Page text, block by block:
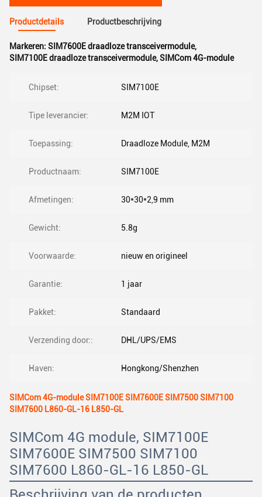
Productdetails Productbeschrijving
Markeren: SIM7600E draadloze transceivermodule,
SIM7100E draadloze transceivermodule,SIMCom 4G-module
Chipset: SIM7100E
Tipe leverancier: M2M IOT
Toepassing: Draadloze Module, M2M
Productnaam: SIM7100E
Afmetingen: 30*30*2,9 mm
Gewicht: 5.8g
Voorwaarde: nieuw en origineel
Garantie: 1 jaar
Pakket: Standaard
Verzending door:: DHL/UPS/EMS
Haven: Hongkong/Shenzhen
SIMCom 4G-module SIM7100E SIM7600E SIM7500 SIM7100
SIM7600 L860-GL-16 L850-GL
SIMCom 4G module, SIM7100E
SIM7600E SIM7500 SIM7100
SIM7600 L860-GL-16 L850-GL